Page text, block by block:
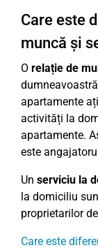
Care este
muncă și
O relație de
apartamente
activități la
apartamente.
este
Un serviciu la
la domiciliu
proprietarilor
Care este